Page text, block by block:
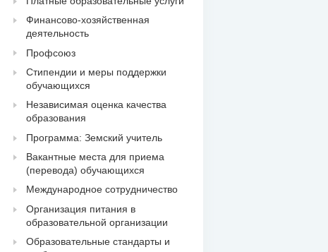
Финансово-хозяйственная
деятельность
Профсоюз
Стипендии и меры поддержки
обучающихся
Независимая оценка качества
образования
Программа: Земский учитель
Вакантные места для приема
(перевода) обучающихся
Международное сотрудничество
Организация питания в
образовательной организации
Образовательные стандарты и